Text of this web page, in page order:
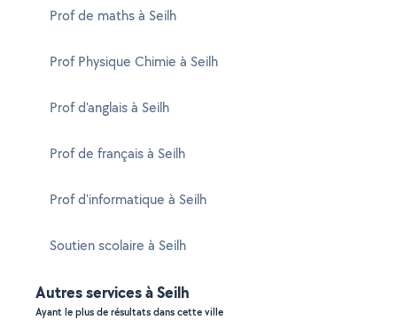
Prof de maths à Seilh
Prof Physique Chimie à Seilh
Prof d'anglais à Seilh
Prof de français à Seilh
Prof d'informatique à Seilh
Soutien scolaire à Seilh
Autres services à Seilh
Ayant le plus de résultats dans cette ville